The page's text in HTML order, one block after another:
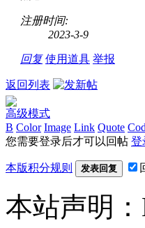
注册时间:
2023-3-9
回复 使用道具 举报
返回列表
高级模式
B Color Image Link Quote
您需要登录后才可以回帖 登
本版积分规则 发表回复
本站声明